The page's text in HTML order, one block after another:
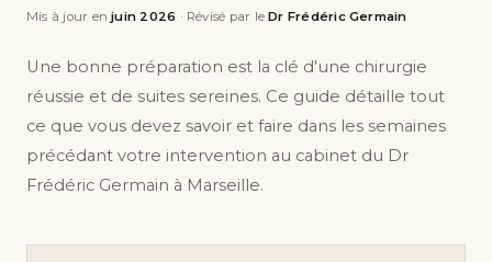
Mis à jour enjuin 2026 · Révisé par leDr Frédéric Germain
Une bonne préparation est la clé d'une chirurgie
réussie et de suites sereines. Ce guide détaille tout
ce que vous devez savoir et faire dans les semaines
précédant votre intervention au cabinet du Dr
Frédéric Germain à Marseille.